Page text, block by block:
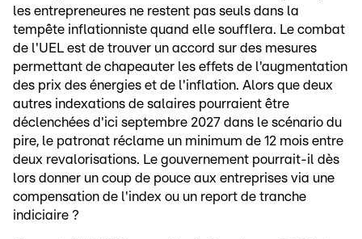
les entrepreneures ne restent pas seuls dans la
tempête inflationniste quand elle soufflera. Le combat
de l'UEL est de trouver un accord sur des mesures
permettant de chapeauter les effets de l'augmentation
des prix des énergies et de l'inflation. Alors que deux
autres indexations de salaires pourraient être
déclenchées d'ici septembre 2027 dans le scénario du
pire, le patronat réclame un minimum de 12 mois entre
deux revalorisations. Le gouvernement pourrait-il dès
lors donner un coup de pouce aux entreprises via une
compensation de l'index ou un report de tranche
indiciaire ?